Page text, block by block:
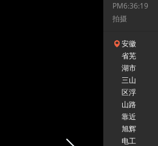
PM6:36:19
拍摄
安徽
省芜
湖市
三山
区浮
山路
靠近
旭辉
电工